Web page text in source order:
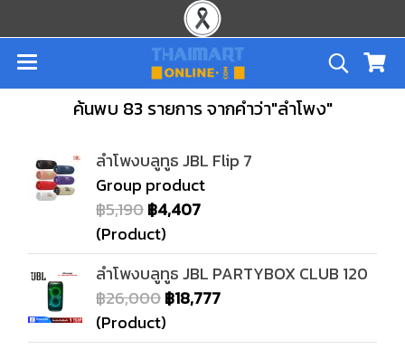
ค้นพบ 83 รายการ จากคำว่า"ลำโพง"
ลำโพงบลูทูธ JBL Flip 7
Group product
฿5,190฿4,407
(Product)
ลำโพงบลูทูธ JBL PARTYBOX CLUB 120
฿26,000฿18,777
(Product)